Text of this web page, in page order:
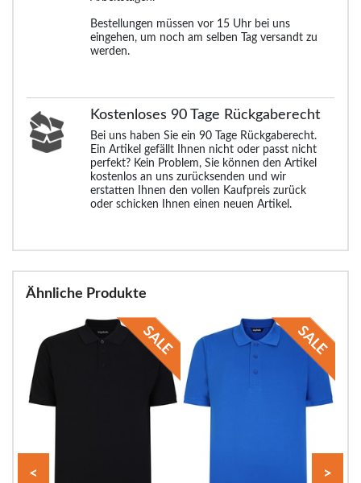
Bestellungen müssen vor 15 Uhr bei uns
eingehen, um noch am selben Tag versandt zu
werden.
Kostenloses 90 Tage Rückgaberecht
Bei uns haben Sie ein 90 Tage Rückgaberecht.
Ein Artikel gefällt Ihnen nicht oder passt nicht
perfekt? Kein Problem, Sie können den Artikel
kostenlos an uns zurücksenden und wir
erstatten Ihnen den vollen Kaufpreis zurück
oder schicken Ihnen einen neuen Artikel.
Ähnliche Produkte
< >